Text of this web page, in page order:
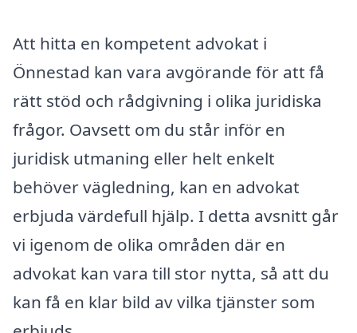
Att hitta en kompetent advokat i
Önnestad kan vara avgörande för att få
rätt stöd och rådgivning i olika juridiska
frågor. Oavsett om du står inför en
juridisk utmaning eller helt enkelt
behöver vägledning, kan en advokat
erbjuda värdefull hjälp. I detta avsnitt går
vi igenom de olika områden där en
advokat kan vara till stor nytta, så att du
kan få en klar bild av vilka tjänster som